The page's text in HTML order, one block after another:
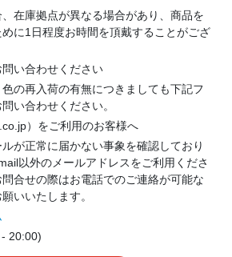
在庫拠点が異なる場合があり、商品を
に1日程度お時間を頂戴することがござ
い合わせください
の再入荷の有無につきましても下記フ
い合わせください。
）をご利用のお客様へ
が正常に届かない事象を確認しており
以外のメールアドレスをご利用くださ
合せの際はお電話でのご連絡が可能な
いいたします。
20:00)